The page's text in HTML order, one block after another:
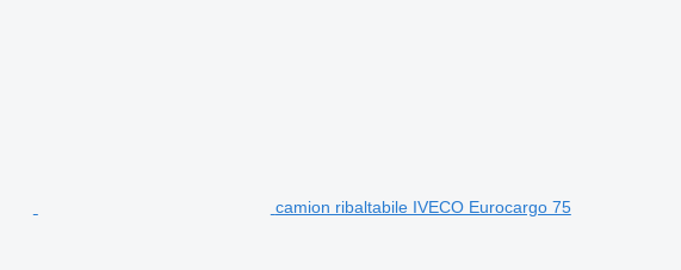
camion ribaltabile IVECO Eurocargo 75